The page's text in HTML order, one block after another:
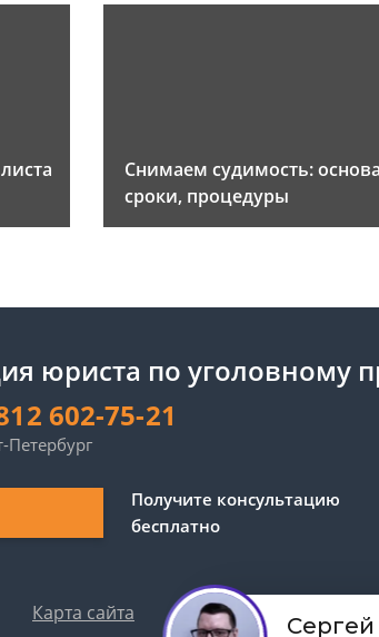
Снимаем судимость:
сроки, процедуры
юриста по уголовному
602-75-21
Петербург
Получите консультацию
бесплатно
Карта сайта Обработка